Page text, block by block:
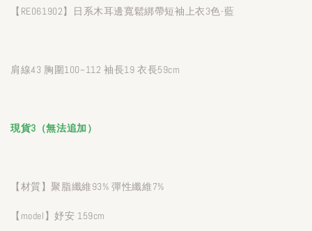
【RE061902】日系木耳邊寬鬆綁帶短袖上衣3色-藍
肩線43 胸圍100~112 袖長19 衣長59cm
現貨3（無法追加）
【材質】聚脂纖維93% 彈性纖維7%
【model】妤安 159cm